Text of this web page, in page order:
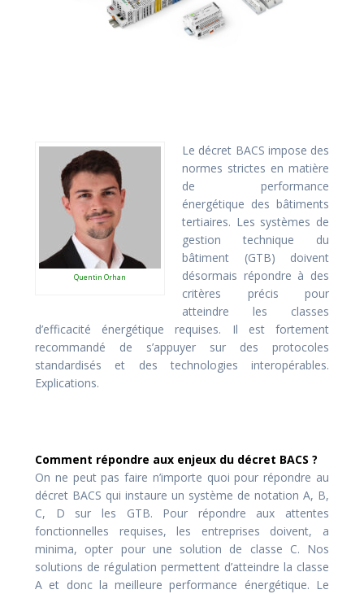
Quentin Orhan
Le décret BACS impose des
normes strictes en matière
de performance
énergétique des bâtiments
tertiaires. Les systèmes de
gestion technique du
bâtiment (GTB) doivent
désormais répondre à des
critères précis pour
atteindre les classes
d’efficacité énergétique requises. Il est fortement
recommandé de s’appuyer sur des protocoles
standardisés et des technologies interopérables.
Explications.
Comment répondre aux enjeux du décret BACS ?
On ne peut pas faire n’importe quoi pour répondre au
décret BACS qui instaure un système de notation A, B,
C, D sur les GTB. Pour répondre aux attentes
fonctionnelles requises, les entreprises doivent, a
minima, opter pour une solution de classe C. Nos
solutions de régulation permettent d’atteindre la classe
A et donc la meilleure performance énergétique. Le